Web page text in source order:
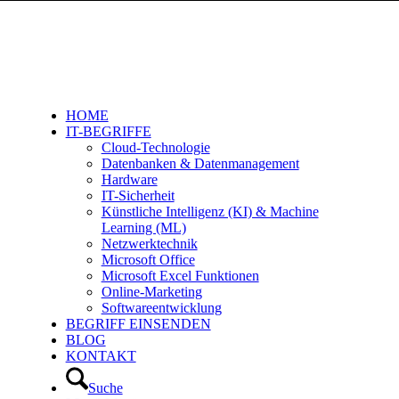
HOME
IT-BEGRIFFE
Cloud-Technologie
Datenbanken & Datenmanagement
Hardware
IT-Sicherheit
Künstliche Intelligenz (KI) & Machine
Learning (ML)
Netzwerktechnik
Microsoft Office
Microsoft Excel Funktionen
Online-Marketing
Softwareentwicklung
BEGRIFF EINSENDEN
BLOG
KONTAKT
Suche